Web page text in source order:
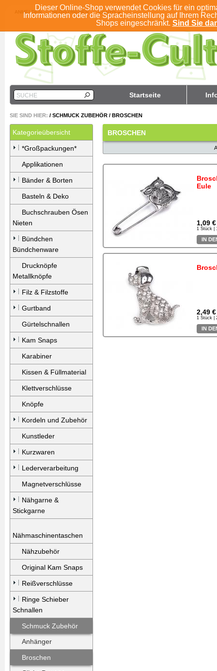
Dieser Online-Shop verwendet Cookies für ein
Informationen oder die Spracheinstellung auf Ihrem
Shops eingeschränkt. Sind Sie
ANMELDEN REGISTRIEREN KONTO
Startseite
SUCHE
SIE SIND HIER: / SCHMUCK ZUBEHÖR / BROSCHEN
Kategorieübersicht
*Großpackungen*
Applikationen
Bänder & Borten
Basteln & Deko
Buchschrauben Ösen
Nieten
Bündchen
Bündchenware
Drucknöpfe
Metallknöpfe
Filz & Filzstoffe
Gurtband
Gürtelschnallen
Kam Snaps
Karabiner
Kissen & Füllmaterial
Klettverschlüsse
Knöpfe
Kordeln und Zubehör
Kunstleder
Kurzwaren
Lederverarbeitung
Magnetverschlüsse
Nähgarne &
Stickgarne
Nähmaschinentaschen
Nähzubehör
Original Kam Snaps
Reißverschlüsse
Ringe Schieber
Schnallen
Schmuck Zubehör
Anhänger
Broschen
BROSCHEN
Eule
1,09
1 Stück |
IN
2,49 €
1 Stück |
IN